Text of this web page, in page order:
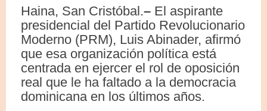
Haina, San Cristóbal.– El aspirante
presidencial del Partido Revolucionario
Moderno (PRM), Luis Abinader, afirmó
que esa organización política está
centrada en ejercer el rol de oposición
real que le ha faltado a la democracia
dominicana en los últimos años.